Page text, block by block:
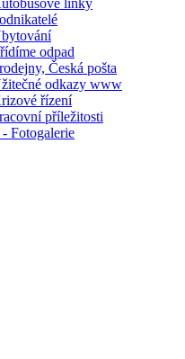
linky
odpad
Česká pošta
odkazy www
řízení
příležitosti
Fotogalerie